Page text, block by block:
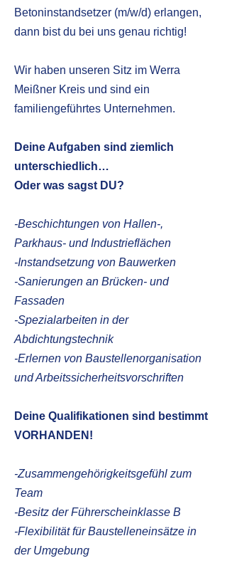
Betoninstandsetzer (m/w/d) erlangen,
dann bist du bei uns genau richtig!
Wir haben unseren Sitz im Werra
Meißner Kreis und sind ein
familiengeführtes Unternehmen.
Deine Aufgaben sind ziemlich
unterschiedlich…
Oder was sagst DU?
-Beschichtungen von Hallen-,
Parkhaus- und Industrieflächen
-Instandsetzung von Bauwerken
-Sanierungen an Brücken- und
Fassaden
-Spezialarbeiten in der
Abdichtungstechnik
-Erlernen von Baustellenorganisation
und Arbeitssicherheitsvorschriften
Deine Qualifikationen sind bestimmt
VORHANDEN!
-Zusammengehörigkeitsgefühl zum
Team
-Besitz der Führerscheinklasse B
-Flexibilität für Baustelleneinsätze in
der Umgebung